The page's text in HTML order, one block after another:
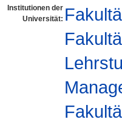
Institutionen der
Universität: